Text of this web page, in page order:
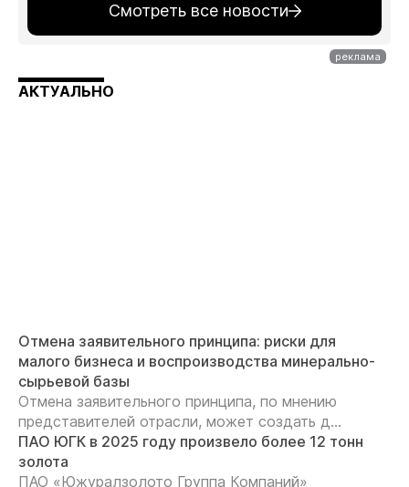
Смотреть все новости
АКТУАЛЬНО
Отмена заявительного принципа: риски для
малого бизнеса и воспроизводства минерально-
сырьевой базы
Отмена заявительного принципа, по мнению
представителей отрасли, может создать д...
ПАО ЮГК в 2025 году произвело более 12 тонн
золота
ПАО «Южуралзолото Группа Компаний»